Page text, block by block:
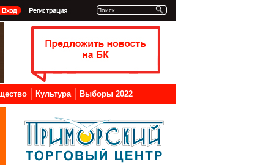
Культура Выборы 2022